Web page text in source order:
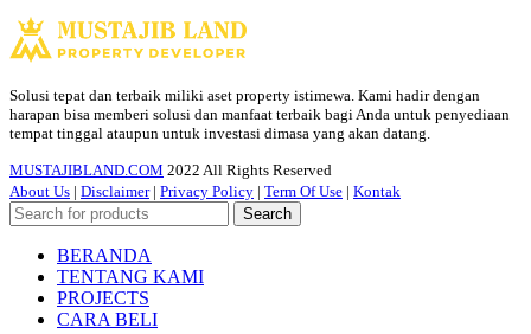
Solusi tepat dan terbaik miliki aset property istimewa. Kami hadir dengan
harapan bisa memberi solusi dan manfaat terbaik bagi Anda untuk penyediaan
tempat tinggal ataupun untuk investasi dimasa yang akan datang.
MUSTAJIBLAND.COM 2022 All Rights Reserved
About Us | Disclaimer| Privacy Policy | Term Of Use | Kontak
Search
BERANDA
TENTANG KAMI
PROJECTS
CARA BELI